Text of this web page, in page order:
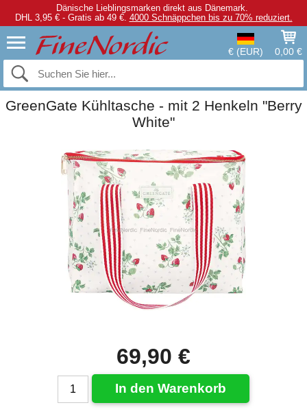
Dänische Lieblingsmarken direkt aus Dänemark.
DHL 3,95 € - Gratis ab 49 €. 4000 Schnäppchen bis zu 70% reduziert.
€ (EUR) 0,00 €
GreenGate Kühltasche - mit 2 Henkeln "Berry
White"
69,90 €
In den Warenkorb